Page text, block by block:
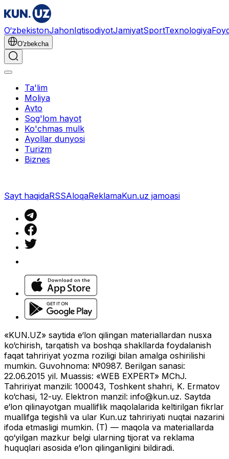
O‘zbekistonJahonIqtisodiyotJamiyatSportTexnologiya
O'zbekcha
Ta'lim
Moliya
Avto
Sog'lom hayot
Ko'chmas mulk
Ayollar dunyosi
Turizm
Biznes
Sayt haqidaRSSAloqaReklamaKun.uz jamoasi
«KUN.UZ» saytida e‘lon qilingan materiallardan nusxa
ko‘chirish, tarqatish va boshqa shakllarda foydalanish
faqat tahririyat yozma roziligi bilan amalga oshirilishi
mumkin. Guvohnoma: №0987. Berilgan sanasi:
22.06.2015 yil. Muassis: «WEB EXPERT» MChJ.
Tahririyat manzili: 100043, Toshkent shahri, K. Ermatov
ko‘chasi, 12-uy. Elektron manzil: info@kun.uz. Saytda
e‘lon qilinayotgan mualliflik maqolalarida keltirilgan fikrlar
muallifga tegishli va ular Kun.uz tahririyati nuqtai nazarini
ifoda etmasligi mumkin. (T) — maqola va materiallarda
qo‘yilgan mazkur belgi ularning tijorat va reklama
huquqlari asosida e‘lon qilinganligini bildiradi.